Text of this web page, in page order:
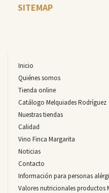
SITEMAP
Inicio
Quiénes somos
Tienda online
Catálogo Melquiades Rodríguez
Nuestras tiendas
Calidad
Vino Finca Margarita
Noticias
Contacto
Información para personas
Valores nutricionales productos